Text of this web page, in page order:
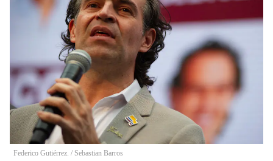
Federico Gutiérrez. / Sebastian Barros